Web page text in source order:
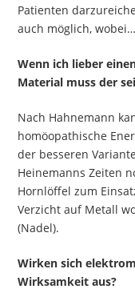
Patienten
auch möglich, wobei…
Wenn ich lieber
Material muss der
Nach Hahnemann
homöopathische
der besseren
Heinemanns Zeiten
Hornlöffel zum
Verzicht auf Metall
(Nadel).
Wirken sich
Wirksamkeit aus?